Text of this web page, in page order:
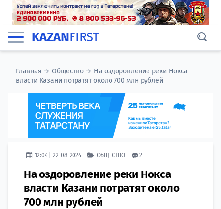
KAZANFIRST
Главная →Общество→ На оздоровление реки Нокса
власти Казани потратят около 700 млн рублей
12:04 | 22-08-2024 ОБЩЕСТВО 2
На оздоровление реки Нокса
власти Казани потратят около
700 млн рублей